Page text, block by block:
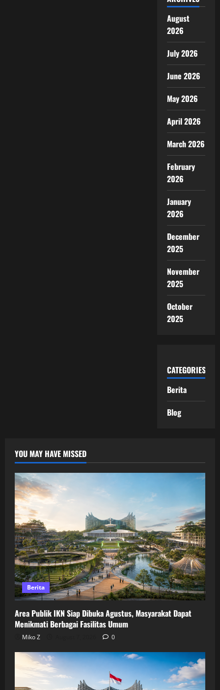
August
2026
July 2026
June 2026
May 2026
April 2026
March 2026
February
2026
January
2026
December
2025
November
2025
October
2025
CATEGORIES
Berita
Blog
YOU MAY HAVE MISSED
Berita
Area Publik IKN Siap Dibuka Agustus, Masyarakat Dapat
Menikmati Berbagai Fasilitas Umum
Miko Z 0